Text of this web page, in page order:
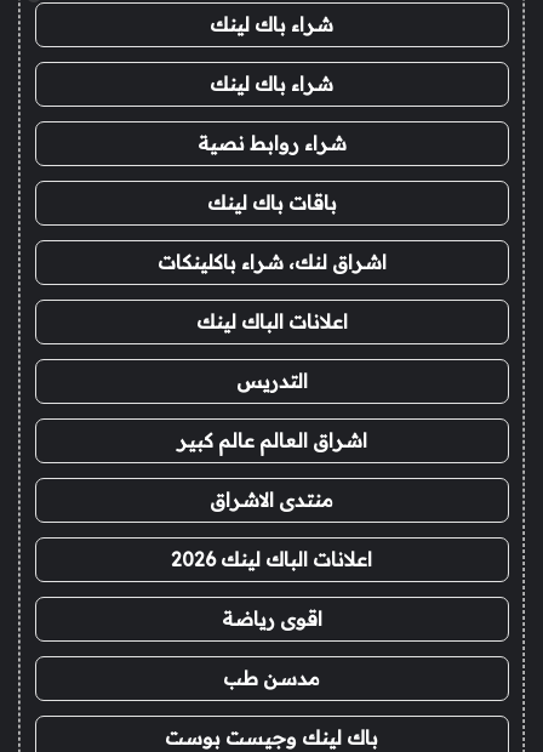
شراء باك لينك
شراء باك لينك
شراء روابط نصية
باقات باك لينك
اشراق لنك، شراء باكلينكات
اعلانات الباك لينك
التدريس
اشراق العالم عالم كبير
منتدى الاشراق
اعلانات الباك لينك 2026
اقوى رياضة
مدسن طب
باك لينك وجيست بوست